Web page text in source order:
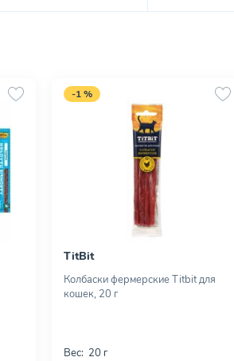
-1 %
TitBit
Колбаски фермерские Titbit для
кошек, 20 г
Вес: 20 г